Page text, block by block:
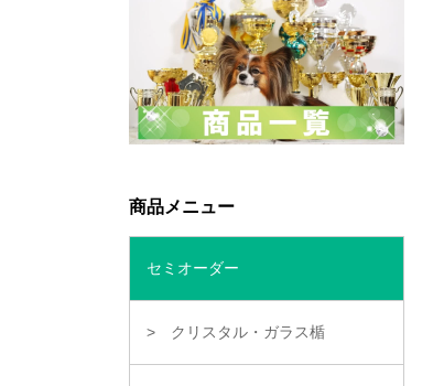
商品メニュー
セミオーダー
クリスタル・ガラス楯